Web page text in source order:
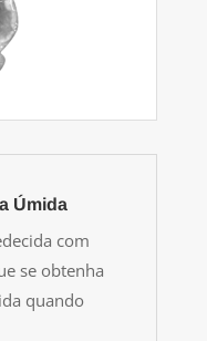
Úmida
com
se obtenha
quando